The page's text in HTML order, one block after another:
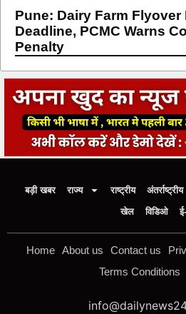
Pune: Dairy Farm Flyover
Deadline, PCMC Warns
Penalty
बड़ी खबर राज्य राष्ट्रीय अंतर्राष्ट्रीय
खेल
विडिओ
Home About us Contact us
Terms Conditions